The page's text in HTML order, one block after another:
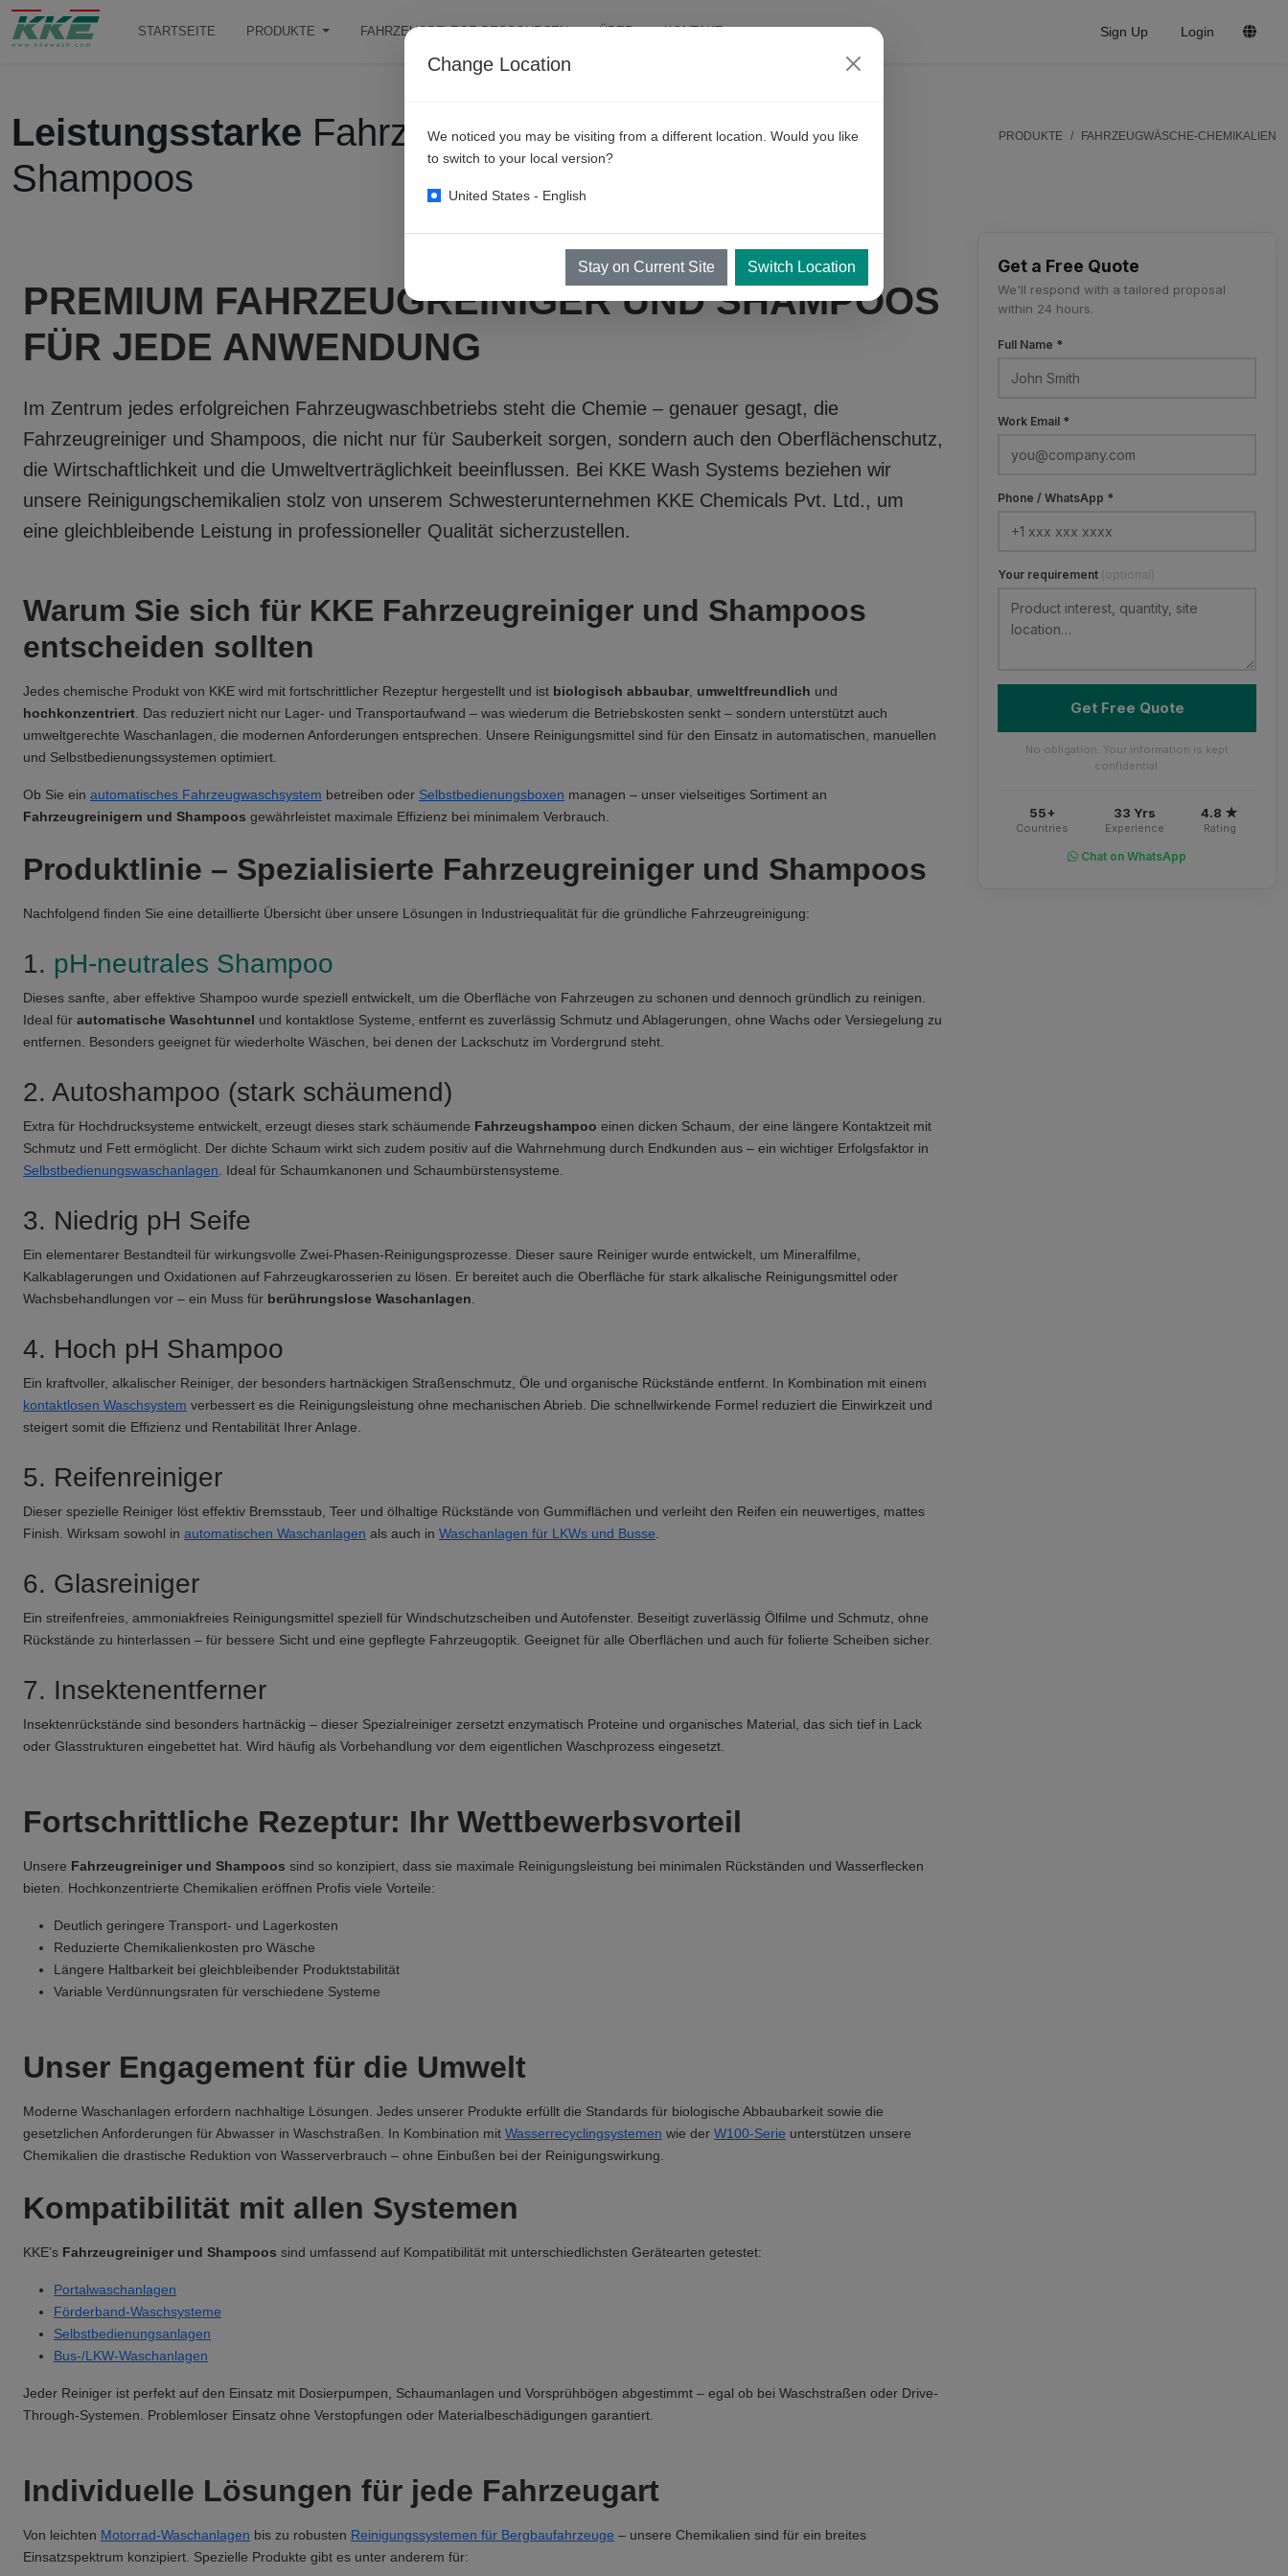
STARTSEITE PRODUKTE FAHRZEUGPFLEGE RESSOURCEN ÜBER KONTAKT Sign Up Login
Leistungsstarke Fahrzeugreiniger und
Shampoos
PRODUKTE FAHRZEUGWÄSCHE-CHEMIKALIEN
PREMIUM FAHRZEUGREINIGER UND SHAMPOOS
FÜR JEDE ANWENDUNG
Im Zentrum jedes erfolgreichen Fahrzeugwaschbetriebs steht die Chemie – genauer gesagt, die
Fahrzeugreiniger und Shampoos, die nicht nur für Sauberkeit sorgen, sondern auch den Oberflächenschutz,
die Wirtschaftlichkeit und die Umweltverträglichkeit beeinflussen. Bei KKE Wash Systems beziehen wir
unsere Reinigungschemikalien stolz von unserem Schwesterunternehmen KKE Chemicals Pvt. Ltd., um
eine gleichbleibende Leistung in professioneller Qualität sicherzustellen.
Warum Sie sich für KKE Fahrzeugreiniger und Shampoos
entscheiden sollten
Jedes chemische Produkt von KKE wird mit fortschrittlicher Rezeptur hergestellt und ist biologisch abbaubar umweltfreundlich und
hochkonzentriert . Das reduziert nicht nur Lager- und Transportaufwand – was wiederum die Betriebskosten senkt – sondern unterstützt auch
umweltgerechte Waschanlagen, die modernen Anforderungen entsprechen. Unsere Reinigungsmittel sind für den Einsatz in automatischen, manuellen
und Selbstbedienungssystemen optimiert.
Ob Sie ein automatisches Fahrzeugwaschsystem betreiben oder Selbstbedienungsboxen managen – unser vielseitiges Sortiment an
Fahrzeugreinigern und Shampoos gewährleistet maximale Effizienz bei minimalem Verbrauch.
Produktlinie – Spezialisierte Fahrzeugreiniger und Shampoos
Nachfolgend finden Sie eine detaillierte Übersicht über unsere Lösungen in Industriequalität für die gründliche Fahrzeugreinigung:
1. pH-neutrales Shampoo
Dieses sanfte, aber effektive Shampoo wurde speziell entwickelt, um die Oberfläche von Fahrzeugen zu schonen und dennoch gründlich zu reinigen.
Ideal für automatische Waschtunnel und kontaktlose Systeme, entfernt es zuverlässig Schmutz und Ablagerungen, ohne Wachs oder Versiegelung zu
entfernen. Besonders geeignet für wiederholte Wäschen, bei denen der Lackschutz im Vordergrund steht.
2. Autoshampoo (stark schäumend)
Extra für Hochdrucksysteme entwickelt, erzeugt dieses stark schäumende Fahrzeugshampoo einen dicken Schaum, der eine längere Kontaktzeit mit
Schmutz und Fett ermöglicht. Der dichte Schaum wirkt sich zudem positiv auf die Wahrnehmung durch Endkunden aus – ein wichtiger Erfolgsfaktor in
Selbstbedienungswaschanlagen . Ideal für Schaumkanonen und Schaumbürstensysteme.
3. Niedrig pH Seife
Ein elementarer Bestandteil für wirkungsvolle Zwei-Phasen-Reinigungsprozesse. Dieser saure Reiniger wurde entwickelt, um Mineralfilme,
Kalkablagerungen und Oxidationen auf Fahrzeugkarosserien zu lösen. Er bereitet auch die Oberfläche für stark alkalische Reinigungsmittel oder
Wachsbehandlungen vor – ein Muss für berührungslose Waschanlagen
4. Hoch pH Shampoo
Ein kraftvoller, alkalischer Reiniger, der besonders hartnäckigen Straßenschmutz, Öle und organische Rückstände entfernt. In Kombination mit einem
kontaktlosen Waschsystem verbessert es die Reinigungsleistung ohne mechanischen Abrieb. Die schnellwirkende Formel reduziert die Einwirkzeit und
steigert somit die Effizienz und Rentabilität Ihrer Anlage.
5. Reifenreiniger
Dieser spezielle Reiniger löst effektiv Bremsstaub, Teer und ölhaltige Rückstände von Gummiflächen und verleiht den Reifen ein neuwertiges, mattes
Finish. Wirksam sowohl in automatischen Waschanlagen als auch in Waschanlagen für LKWs und Busse
6. Glasreiniger
Ein streifenfreies, ammoniakfreies Reinigungsmittel speziell für Windschutzscheiben und Autofenster. Beseitigt zuverlässig Ölfilme und Schmutz, ohne
Rückstände zu hinterlassen – für bessere Sicht und eine gepflegte Fahrzeugoptik. Geeignet für alle Oberflächen und auch für folierte Scheiben sicher.
7. Insektenentferner
Insektenrückstände sind besonders hartnäckig – dieser Spezialreiniger zersetzt enzymatisch Proteine und organisches Material, das sich tief in Lack
oder Glasstrukturen eingebettet hat. Wird häufig als Vorbehandlung vor dem eigentlichen Waschprozess eingesetzt.
Fortschrittliche Rezeptur: Ihr Wettbewerbsvorteil
Unsere Fahrzeugreiniger und Shampoos sind so konzipiert, dass sie maximale Reinigungsleistung bei minimalen Rückständen und Wasserflecken
bieten. Hochkonzentrierte Chemikalien eröffnen Profis viele Vorteile:
Deutlich geringere Transport- und Lagerkosten
Reduzierte Chemikalienkosten pro Wäsche
Längere Haltbarkeit bei gleichbleibender Produktstabilität
Variable Verdünnungsraten für verschiedene Systeme
Unser Engagement für die Umwelt
Moderne Waschanlagen erfordern nachhaltige Lösungen. Jedes unserer Produkte erfüllt die Standards für biologische Abbaubarkeit sowie die
gesetzlichen Anforderungen für Abwasser in Waschstraßen. In Kombination mit Wasserrecyclingsystemen wie der W100-Serie unterstützen unsere
Chemikalien die drastische Reduktion von Wasserverbrauch – ohne Einbußen bei der Reinigungswirkung.
Kompatibilität mit allen Systemen
KKE’s Fahrzeugreiniger und Shampoos sind umfassend auf Kompatibilität mit unterschiedlichsten Gerätearten getestet:
Portalwaschanlagen
Förderband-Waschsysteme
Selbstbedienungsanlagen
Bus-/LKW-Waschanlagen
Jeder Reiniger ist perfekt auf den Einsatz mit Dosierpumpen, Schaumanlagen und Vorsprühbögen abgestimmt – egal ob bei Waschstraßen oder Drive-
Through-Systemen. Problemloser Einsatz ohne Verstopfungen oder Materialbeschädigungen garantiert.
Individuelle Lösungen für jede Fahrzeugart
Von leichten Motorrad-Waschanlagen bis zu robusten Reinigungssystemen für Bergbaufahrzeuge – unsere Chemikalien sind für ein breites
Einsatzspektrum konzipiert. Spezielle Produkte gibt es unter anderem für:
Get a Free Quote
We'll respond with a tailored proposal
within 24 hours.
Full Name *
Work Email *
Phone / WhatsApp *
Your requirement (optional)
Get Free Quote
No obligation. Your information is kept
confidential.
55+
Countries
33 Yrs
Experience
4.8 ★
Rating
Chat on WhatsApp
Change Location
We noticed you may be visiting from a different location. Would you like
to switch to your local version?
United States - English
Stay on Current Site Switch Location